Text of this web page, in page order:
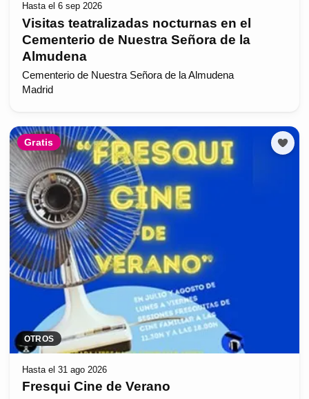
Hasta el 6 sep 2026
Visitas teatralizadas nocturnas en el
Cementerio de Nuestra Señora de la
Almudena
Cementerio de Nuestra Señora de la Almudena
Madrid
Gratis
OTROS
Hasta el 31 ago 2026
Fresqui Cine de Verano